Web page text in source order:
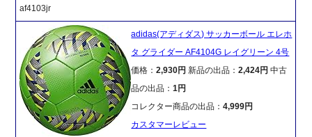
af4103jr
adidas(アディダス) サッカーボール エレホ
タ グライダー AF4104G レイグリーン 4号
価格：2,930円新品の出品：2,424円 中古
品の出品：1円
コレクター商品の出品：4,999円
カスタマーレビュー